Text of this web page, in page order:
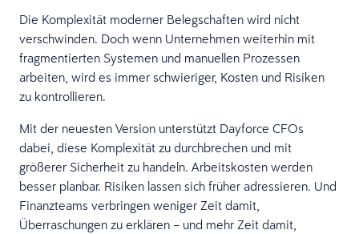
Die Komplexität moderner Belegschaften wird nicht
verschwinden. Doch wenn Unternehmen weiterhin mit
fragmentierten Systemen und manuellen Prozessen
arbeiten, wird es immer schwieriger, Kosten und Risiken
zu kontrollieren.
Mit der neuesten Version unterstützt Dayforce CFOs
dabei, diese Komplexität zu durchbrechen und mit
größerer Sicherheit zu handeln. Arbeitskosten werden
besser planbar. Risiken lassen sich früher adressieren. Und
Finanzteams verbringen weniger Zeit damit,
Überraschungen zu erklären – und mehr Zeit damit,